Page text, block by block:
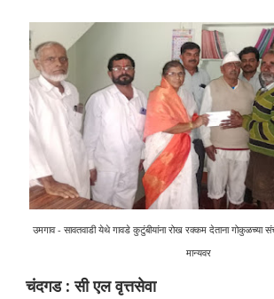
उमगाव - सावतवाडी येथे गावडे कुटुंबीयांना रोख रक्कम देताना गोकुळच्या
मान्यवर
चंदगड : सी एल वृत्तसेवा